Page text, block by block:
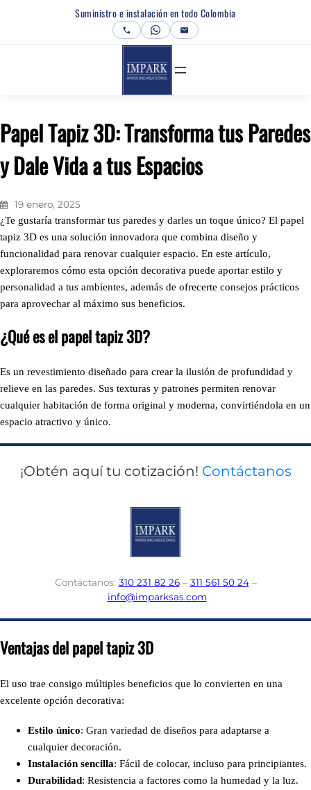
Suministro e instalación en todo Colombia
Papel Tapiz 3D: Transforma tus Paredes
y Dale Vida a tus Espacios
19 enero, 2025
¿Te gustaría transformar tus paredes y darles un toque único? El papel
tapiz 3D es una solución innovadora que combina diseño y
funcionalidad para renovar cualquier espacio. En este artículo,
exploraremos cómo esta opción decorativa puede aportar estilo y
personalidad a tus ambientes, además de ofrecerte consejos prácticos
para aprovechar al máximo sus beneficios.
¿Qué es el papel tapiz 3D?
Es un revestimiento diseñado para crear la ilusión de profundidad y
relieve en las paredes. Sus texturas y patrones permiten renovar
cualquier habitación de forma original y moderna, convirtiéndola en un
espacio atractivo y único.
¡Obtén aquí tu cotización! Contáctanos
Contáctanos: 310 231 82 26– 311 561 50 24–
info@imparksas.com
Ventajas del papel tapiz 3D
El uso trae consigo múltiples beneficios que lo convierten en una
excelente opción decorativa:
Estilo único: Gran variedad de diseños para adaptarse a
cualquier decoración.
Instalación sencilla: Fácil de colocar, incluso para principiantes.
Durabilidad: Resistencia a factores como la humedad y la luz.